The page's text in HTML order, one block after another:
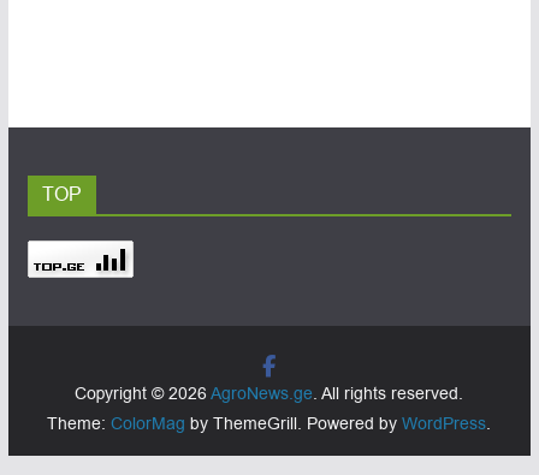
TOP
Copyright © 2026AgroNews.ge. All rights reserved.
Theme:ColorMag by ThemeGrill. Powered byWordPress.